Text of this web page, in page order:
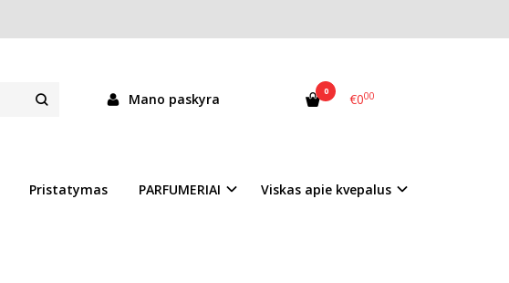
Mano paskyra 0 €000
Pristatymas PARFUMERIAI Viskas apie kvepalus